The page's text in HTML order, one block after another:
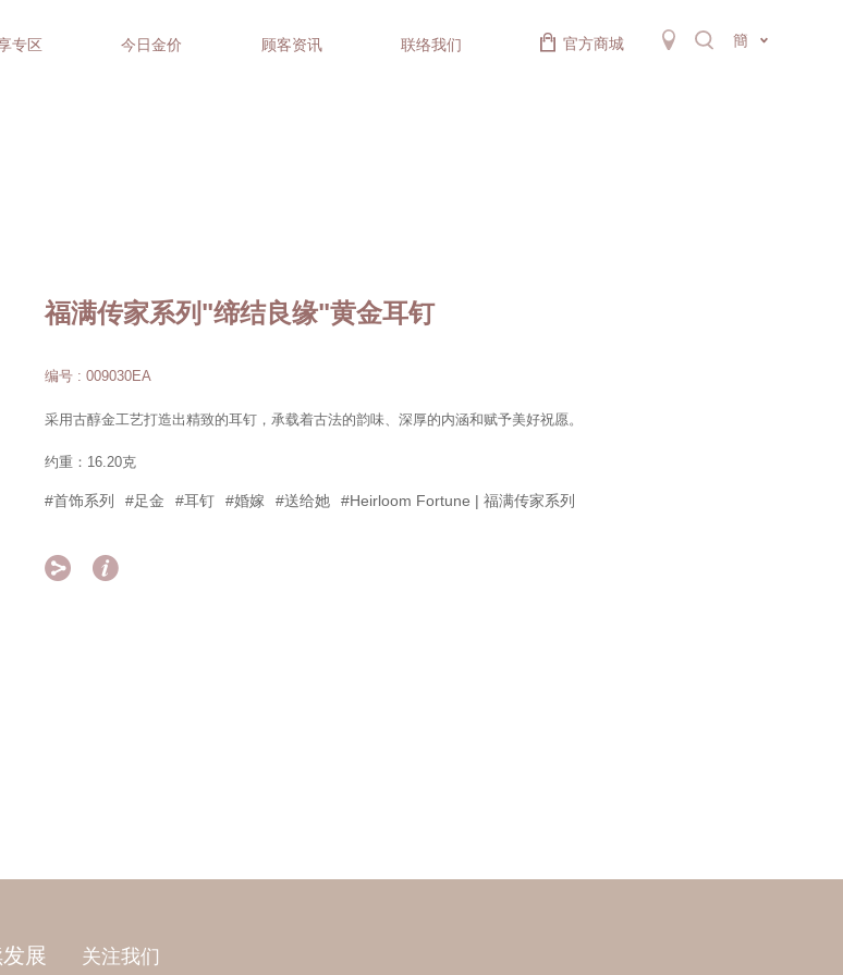
专区 今日金价 顾客资讯 联络我们 官方商城 簡
福满传家系列"缔结良缘"黄金耳钉
编号 : 009030EA
采用古醇金工艺打造出精致的耳钉，承载着古法的韵味、深厚的内涵和赋予美好祝愿。
约重：16.20克
#首饰系列 #足金 #耳钉 #婚嫁 #送给她 #Heirloom Fortune | 福满传家系列
 
展 关注我们